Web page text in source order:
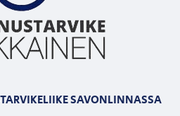
SAVONLINNASSA